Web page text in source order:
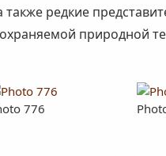
также редкие
природной
776